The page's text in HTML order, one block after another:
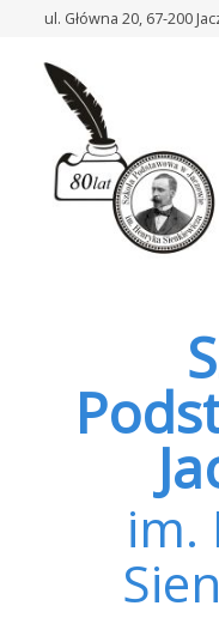
2022/2023
ul. Główna 20, 67-200
im.